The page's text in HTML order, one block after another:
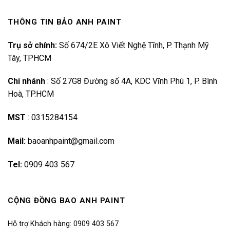
THÔNG TIN BẢO ANH PAINT
Trụ sở chính: Số 674/2E Xô Viết Nghệ Tĩnh, P. Thạnh Mỹ
Tây, TPHCM
Chi nhánh : Số 27G8 Đường số 4A, KDC Vĩnh Phú 1, P. Bình
Hoà, TP.HCM
MST : 0315284154
Mail: baoanhpaint@gmail.com
Tel: 0909 403 567
CỘNG ĐỒNG BAO ANH PAINT
Hỗ trợ Khách hàng: 0909 403 567